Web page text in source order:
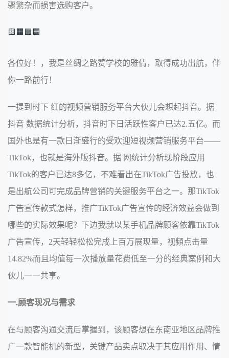
骤繁杂而损害选购客户。
🟨🟧🟩🟦
各位好！，我是丝绸之路赞学校的雅倩，取得成功出航，伴
你一路前行！
一提到时下 红的视频营销服务平台大伙儿会想起抖音。据
抖音 数据统计分析，抖音时下日活跃性客户已达2.五亿。而
国外也是有一款日渐盛行的受欢迎短视频营销服务平台——
TikTok，也就是海外版抖音。据 网统计分析现阶段应用
TikTok的客户已达8多亿，不难看出在TikTok广告投放，也
是出航公司可完成品牌营销的关键服务平台之一。那TikTok
广告宣传款式怎样，推广TikTok广告宣传的经济效益会做到
哪些的实际效果呢？下边我就以某手机品牌顾客依靠TikTok
广告宣传，2天轻轻松松完成上百万展现量，视頻点击量
14.82%而且均值每一次播放量花费低至一分的经典案例和大
伙儿一一共享。
一.顾客现况与需求
在与顾客沟通交流后掌握到，该顾客想在东南亚地区品牌推
广一款智能机的新型，关键产品卖点取决于其应用作用、情